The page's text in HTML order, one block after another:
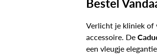
Bestel
Verlicht je kliniek of
accessoire. De
een vleugje